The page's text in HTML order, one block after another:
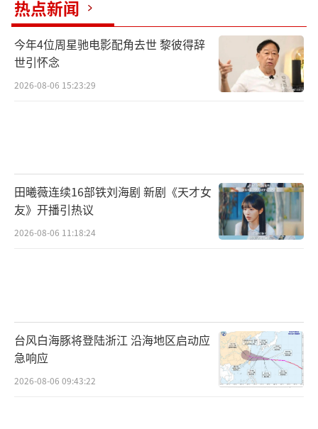
热点新闻
今年4位周星驰电影配角去世 黎彼得辞
世引怀念
2026-08-06 15:23:29
田曦薇连续16部铁刘海剧 新剧《天才女
友》开播引热议
2026-08-06 11:18:24
台风白海豚将登陆浙江 沿海地区启动应
急响应
2026-08-06 09:43:22